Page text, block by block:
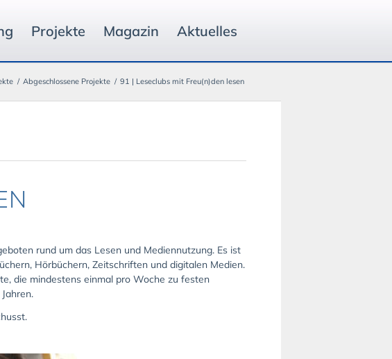
Projekte Magazin Aktuelles
/ Abgeschlossene Projekte / 91 | Leseclubs mit Freu(n)den lesen
rund um das Lesen und Mediennutzung. Es ist
Hörbüchern, Zeitschriften und digitalen Medien.
die mindestens einmal pro Woche zu festen